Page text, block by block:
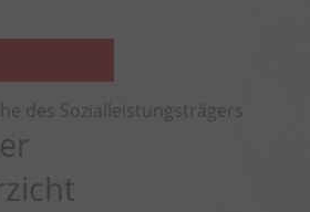
des Sozialleistungsträgers